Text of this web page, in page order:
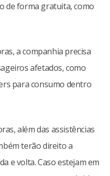
de forma gratuita, como
a companhia precisa
afetados, como
para consumo dentro
além das assistências
terão direito a
e volta. Caso estejam em